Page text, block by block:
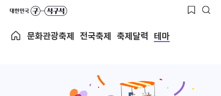
문화관광축제 전국축제 축제달력 테마